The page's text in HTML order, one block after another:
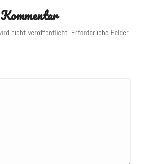
nicht veröffentlicht. Erforderliche Felder